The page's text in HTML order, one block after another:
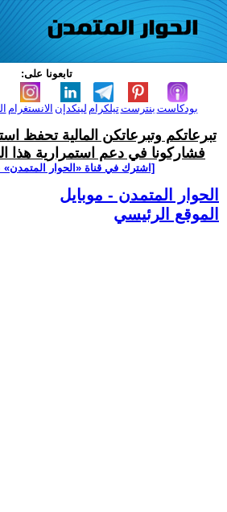
تابعونا على:
الانستغرام لينكدإن تيلكرامبنترست بودكاست
تبرعاتكم وتبرعاتكن المالية تحفظ
فشاركونا في دعم استمرارية هذا
[اشترك في قناة ‫«الحوار المتمدن»
الحوار المتمدن - موبايل
الموقع الرئيسي